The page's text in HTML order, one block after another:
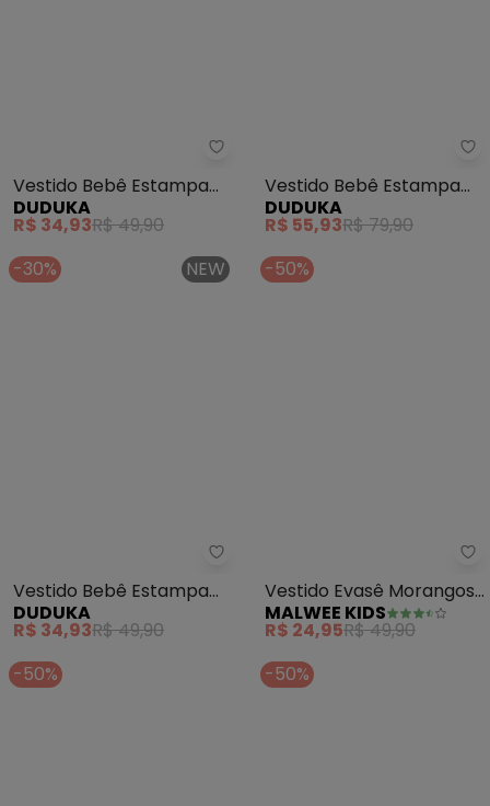
Vestido Bebê Estampa
Rotativa Folhas (Bege)
DUDUKA
R$ 34,93R$ 49,90
Vestido Bebê Estampa
com Fita na Cintura
(Bege)
DUDUKA
R$ 55,93R$ 79,90
-30%
NEW
Vestido Bebê Estampa
Rotativa Folhas (Bege)
DUDUKA
R$ 34,93R$ 49,90
-50%
Vestido Evasê Morangos
(Off White )
MALWEE KIDS
R$ 24,95R$ 49,90
-50%
-50%